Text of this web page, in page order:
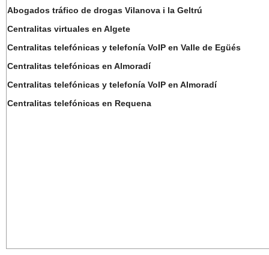
Abogados tráfico de drogas Vilanova i la Geltrú
Centralitas virtuales en Algete
Centralitas telefónicas y telefonía VoIP en Valle de Egüés
Centralitas telefónicas en Almoradí
Centralitas telefónicas y telefonía VoIP en Almoradí
Centralitas telefónicas en Requena